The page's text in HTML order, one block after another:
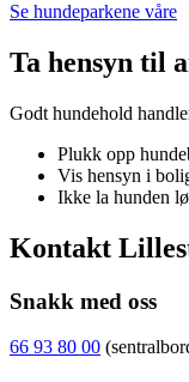
Se hundeparkene våre
Ta hensyn til
Godt hundehold
Plukk opp
Vis hensyn i
Ikke la hunden
Kontakt
Snakk med oss
66 93 80 00